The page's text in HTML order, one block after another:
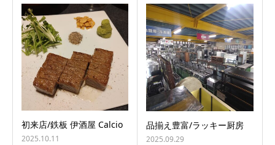
初来店/鉄板 伊酒屋 Calcio
2025.10.11
品揃え豊富/ラッキー厨房
2025.09.29